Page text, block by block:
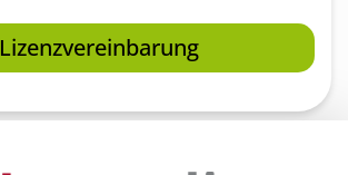
Lizenzvereinbarung